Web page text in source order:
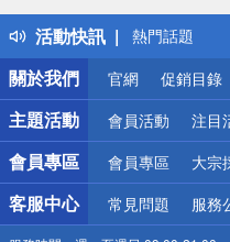
活動快訊
得獎公告
熱門話題
銀行優惠
偏遠地區配送
詐騙網頁！請
關於我們
官網 促銷目錄
主題活動 會員活動 注目
會員專區 會員專區 大宗
客服中心 常見問題 服務